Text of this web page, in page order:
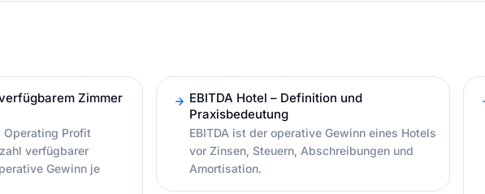
Zimmer
Operating Profit
verfügbarer
Gewinn je
EBITDA Hotel – Definition und
Praxisbedeutung
EBITDA ist der operative Gewinn eines Hotels
vor Zinsen, Steuern, Abschreibungen und
Amortisation.